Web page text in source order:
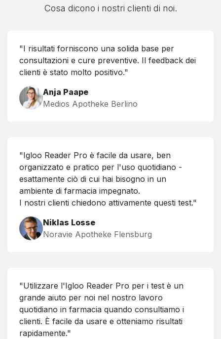
Cosa dicono i nostri clienti di noi.
"I risultati forniscono una solida base per
consultazioni e cure preventive. Il feedback dei
clienti è stato molto positivo."
Anja Paape
Medios Apotheke Berlino
"Igloo Reader Pro è facile da usare, ben
organizzato e pratico per l'uso quotidiano -
esattamente ciò di cui hai bisogno in un
ambiente di farmacia impegnato.
I nostri clienti chiedono attivamente questi test."
Niklas Losse
Noravie Apotheke Flensburg
"Utilizzare l'Igloo Reader Pro per i test è un
grande aiuto per noi nel nostro lavoro
quotidiano in farmacia quando consultiamo i
clienti. È facile da usare e otteniamo risultati
rapidamente."